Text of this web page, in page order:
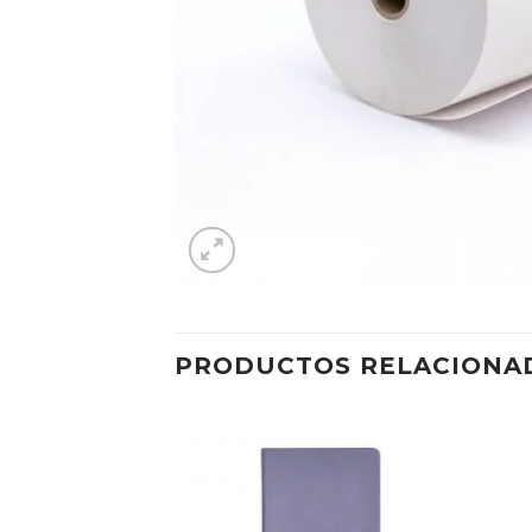
PRODUCTOS